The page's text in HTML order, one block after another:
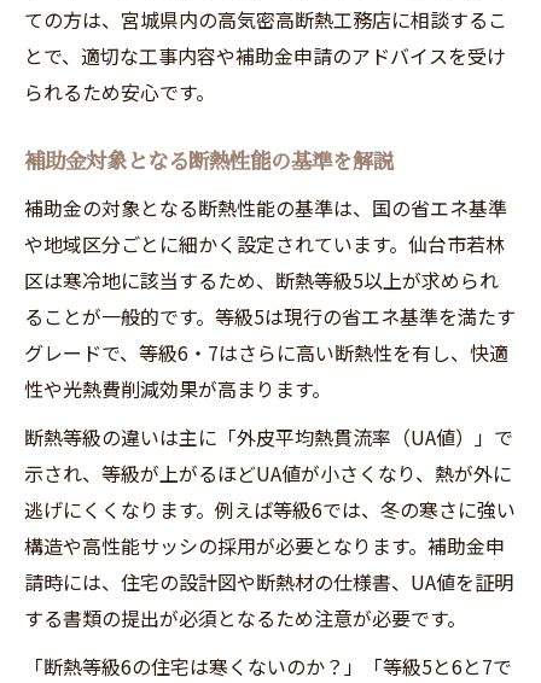
ての方は、宮城県内の高気密高断熱工務店に相談するこ
とで、適切な工事内容や補助金申請のアドバイスを受け
られるため安心です。
補助金対象となる断熱性能の基準を解説
補助金の対象となる断熱性能の基準は、国の省エネ基準
や地域区分ごとに細かく設定されています。仙台市若林
区は寒冷地に該当するため、断熱等級5以上が求められ
ることが一般的です。等級5は現行の省エネ基準を満たす
グレードで、等級6・7はさらに高い断熱性を有し、快適
性や光熱費削減効果が高まります。
断熱等級の違いは主に「外皮平均熱貫流率（UA値）」で
示され、等級が上がるほどUA値が小さくなり、熱が外に
逃げにくくなります。例えば等級6では、冬の寒さに強い
構造や高性能サッシの採用が必要となります。補助金申
請時には、住宅の設計図や断熱材の仕様書、UA値を証明
する書類の提出が必須となるため注意が必要です。
「断熱等級6の住宅は寒くないのか？」「等級5と6と7で